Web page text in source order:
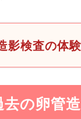
影検査の体
去の卵管